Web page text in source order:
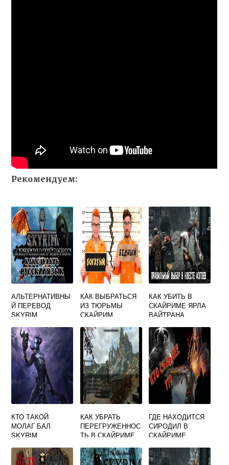
Рекомендуем:
АЛЬТЕРНАТИВНЫ
Й ПЕРЕВОД
SKYRIM
КАК ВЫБРАТЬСЯ
ИЗ ТЮРЬМЫ
СКАЙРИМ
КАК УБИТЬ В
СКАЙРИМЕ ЯРЛА
ВАЙТРАНА
КТО ТАКОЙ
МОЛАГ БАЛ
SKYRIM
КАК УБРАТЬ
ПЕРЕГРУЖЕННОС
ТЬ В СКАЙРИМЕ
ГДЕ НАХОДИТСЯ
СИРОДИЛ В
СКАЙРИМЕ